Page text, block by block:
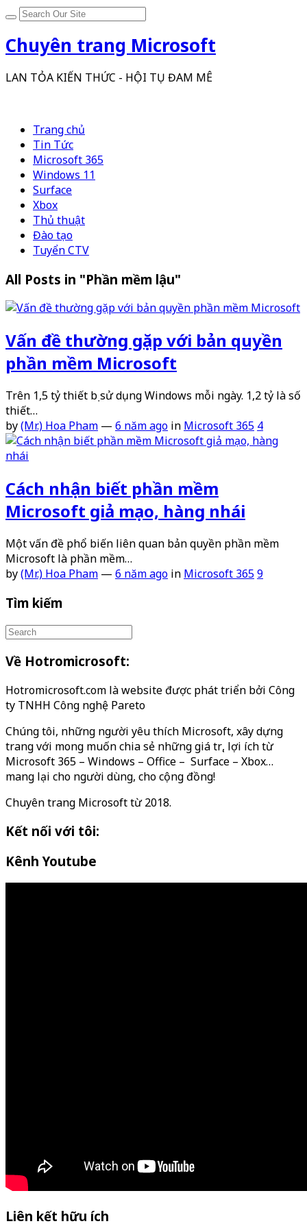
Chuyên trang Microsoft
LAN TỎA KIẾN THỨC - HỘI TỤ ĐAM MÊ
Trang chủ
Tin Tức
Microsoft 365
Windows 11
Surface
Xbox
Thủ thuật
Đào tạo
Tuyển CTV
All Posts in "Phần mềm lậu"
Vấn đề thường gặp với bản quyền
phần mềm Microsoft
Trên 1,5 tỷ thiết bị sử dụng Windows mỗi ngày. 1,2 tỷ là số
thiết…
by(Mr.) Hoa Pham — 6 năm ago in Microsoft 365 4
Cách nhận biết phần mềm
Microsoft giả mạo, hàng nhái
Một vấn đề phổ biến liên quan bản quyền phần mềm
Microsoft là phần mềm…
by(Mr.) Hoa Pham — 6 năm ago in Microsoft 3659
Tìm kiếm
Về Hotromicrosoft:
Hotromicrosoft.com là website được phát triển bởi Công
ty TNHH Công nghệ Pareto
Chúng tôi, những người yêu thích Microsoft, xây dựng
trang với mong muốn chia sẻ những giá trị, lợi ích từ
Microsoft 365 – Windows – Office – Surface – Xbox…
mang lại cho người dùng, cho cộng đồng!
Chuyên trang Microsoft từ 2018.
Kết nối với tôi:
Kênh Youtube
Liên kết hữu ích